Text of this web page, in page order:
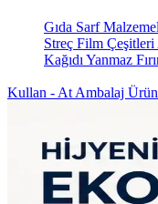
Gıda Sarf
Streç Film Çeşitleri
Kağıdı Yanmaz
Kullan - At Ambalaj